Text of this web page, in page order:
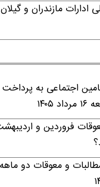
مازندران و
اجتماعی به پرداخت
فروردین و
و معوقات دو